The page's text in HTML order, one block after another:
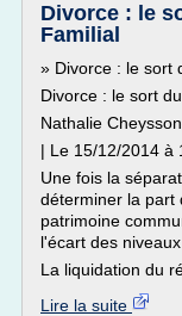
Divorce : le
Familial
» Divorce : le sort
Divorce : le sort
Nathalie
| Le 15/12/2014 à
Une fois la
déterminer la part
patrimoine
l'écart des
La liquidation du
Lire la suite